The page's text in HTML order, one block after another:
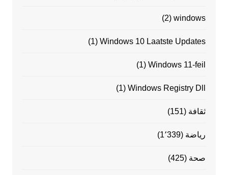
windows
(2)
Windows 10 Laatste Updates
(1)
Windows 11-feil
(1)
Windows Registry Dll
(1)
ثقافة (151)
رياضة (1٬339)
صحة (425)